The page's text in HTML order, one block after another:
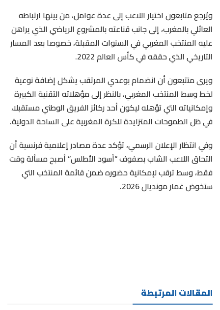
ويُرجع متابعون اختيار اللاعب إلى عدة عوامل، من بينها ارتباطه
العائلي بالمغرب، إلى جانب قناعته بالمشروع الرياضي الذي يراهن
عليه المنتخب المغربي في السنوات المقبلة، خصوصا بعد المسار
التاريخي الذي حققه في كأس العالم 2022.
ويرى متتبعون أن انضمام بوعدي المرتقب يشكل إضافة نوعية
لخط وسط المنتخب المغربي، بالنظر إلى مؤهلاته التقنية الكبيرة
وإمكانياته التي تؤهله ليكون أحد ركائز الفريق الوطني مستقبلا،
في ظل الطموحات المتزايدة للكرة المغربية على الساحة الدولية.
وفي انتظار الإعلان الرسمي، تؤكد عدة مصادر إعلامية فرنسية أن
التحاق اللاعب الشاب بصفوف “أسود الأطلس” أصبح مسألة وقت
فقط، وسط ترقب لإمكانية حضوره ضمن قائمة المنتخب التي
ستخوض غمار مونديال 2026.
المقالات المرتبطة